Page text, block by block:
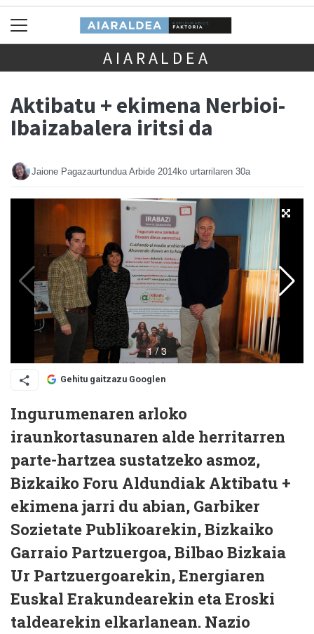
AIARALDEA
Aktibatu + ekimena Nerbioi-
Ibaizabalera iritsi da
Jaione Pagazaurtundua Arbide 2014ko urtarrilaren 30a
Gehitu gaitzazu Googlen
Ingurumenaren arloko
iraunkortasunaren alde herritarren
parte-hartzea sustatzeko asmoz,
Bizkaiko Foru Aldundiak Aktibatu +
ekimena jarri du abian, Garbiker
Sozietate Publikoarekin,Bizkaiko
Garraio Partzuergoa,Bilbao Bizkaia
Ur Partzuergoarekin,Energiaren
Euskal Erakundearekin etaEroski
taldearekin elkarlanean. Nazio